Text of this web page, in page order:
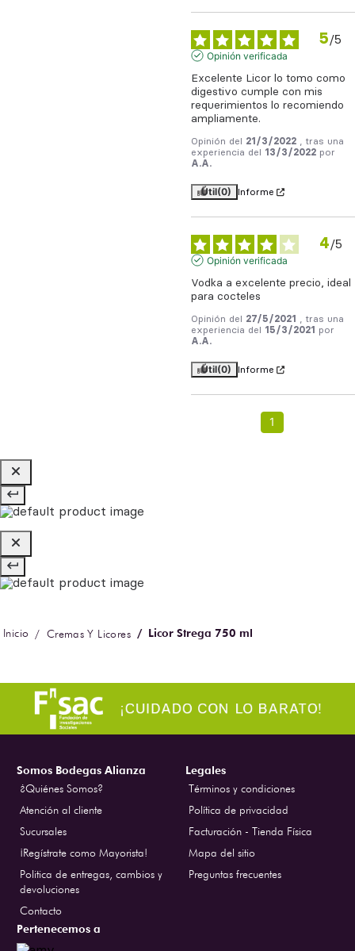
5/5
Opinión verificada
Excelente Licor lo tomo como
digestivo cumple con mis
requerimientos lo recomiendo
ampliamente.
Opinión del 21/3/2022
, tras una
experiencia del
13/3/2022 por
A.A.
Útil(0) Informe
4/5
Opinión verificada
Vodka a excelente precio, ideal
para cocteles
Opinión del 27/5/2021
, tras una
experiencia del
15/3/2021
por
A.A.
Útil(0) Informe
1
Cremas Y Licores Licor Strega 750 ml
Somos Bodegas Alianza
¿Quiénes Somos?
Atención al cliente
Sucursales
¡Regístrate como Mayorista!
Politica de entregas, cambios y
devoluciones
Contacto
Legales
Términos y condiciones
Política de privacidad
Facturación - Tienda Física
Mapa del sitio
Preguntas frecuentes
Pertenecemos a